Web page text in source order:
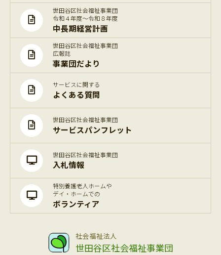
世田谷区社会福祉事業団
令和４年度～令和８年度
中長期経営計画
世田谷区社会福祉事業団
広報誌
事業団だより
サービスに関する
よくある質問
世田谷区社会福祉事業団
サービスパンフレット
世田谷区社会福祉事業団
入札情報
特別養護老人ホームや
デイ・ホームでの
ボランティア
社会福祉法人
世田谷区社会福祉事業団